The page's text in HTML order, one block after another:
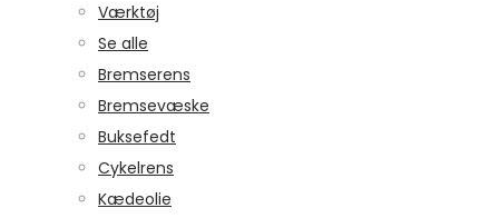
Værktøj
Se alle
Bremserens
Bremsevæske
Buksefedt
Cykelrens
Kædeolie